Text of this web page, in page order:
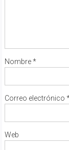
Nombre*
Correo electrónico
Web